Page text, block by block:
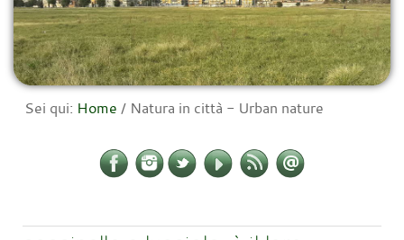
Sei qui: Home / Natura in città - Urban nature